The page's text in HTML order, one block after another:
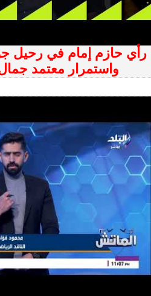
رأي حازم إمام في رحيل
واستمرار معتمد